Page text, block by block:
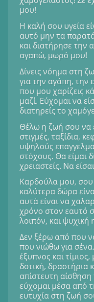
μου!
Η καλή σου υγεία
αυτό μην τα
και διατήρησε την
αγαπώ, μωρό μου!
Δίνεις νόημα στη
για την αγάπη, την
που μου χαρίζεις
μαζί. Εύχομαι να
διατηρείς το
Θέλω η ζωή σου να
στιγμές, ταξίδια,
υψηλούς
στόχους. Θα είμαι
χρειαστείς. Να
Καρδούλα μου,
καλύτερα δώρα
αυτά είναι να
χρόνο στον εαυτό
λοιπόν, και ψυχική
Δεν ξέρω από που
που νιώθω για
έξυπνος και
δοτική, δραστήρια
απίστευτη
εύχομαι μέσα από
ευτυχία στη ζωή